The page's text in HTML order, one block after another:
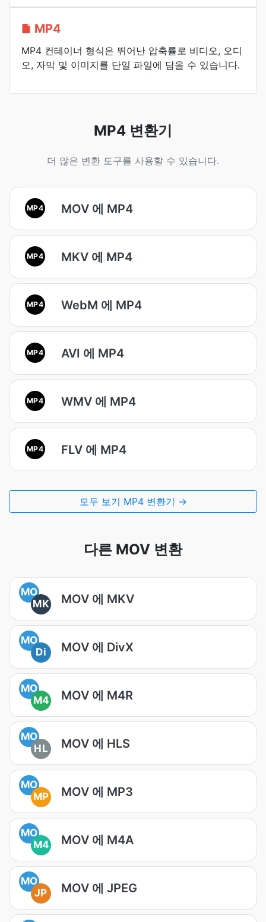
MP4
MP4 컨테이너 형식은 뛰어난 압축률로 비디오, 오디
오, 자막 및 이미지를 단일 파일에 담을 수 있습니다.
MP4 변환기
더 많은 변환 도구를 사용할 수 있습니다.
MP4 MOV 에 MP4
MP4 MKV 에 MP4
MP4 WebM 에 MP4
MP4 AVI 에 MP4
MP4 WMV 에 MP4
MP4 FLV 에 MP4
모두 보기 MP4 변환기 →
다른 MOV 변환
MO
MK
MOV 에 MKV
MO
Di
MOV 에 DivX
MO
M4
MOV 에 M4R
MO
HL
MOV 에 HLS
MO
MP
MOV 에 MP3
MO
M4
MOV 에 M4A
MO
JP
MOV 에 JPEG